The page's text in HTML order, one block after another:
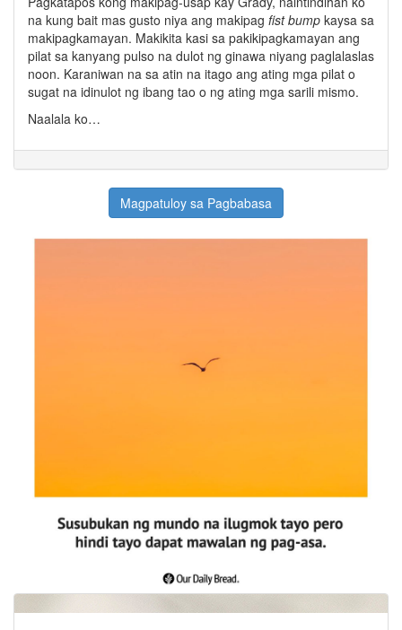
na kung bait mas gusto niya ang makipag fist bump kaysa sa
makipagkamayan. Makikita kasi sa pakikipagkamayan ang
pilat sa kanyang pulso na dulot ng ginawa niyang paglalaslas
noon. Karaniwan na sa atin na itago ang ating mga pilat o
sugat na idinulot ng ibang tao o ng ating mga sarili mismo.
Naalala ko…
Magpatuloy sa Pagbabasa